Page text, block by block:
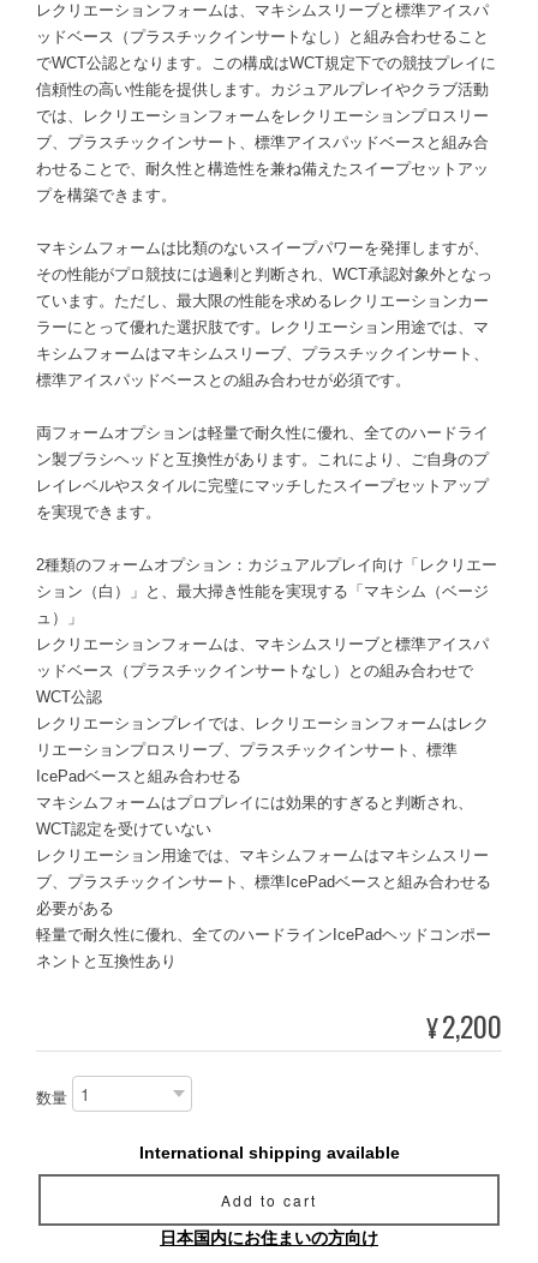
レクリエーションフォームは、マキシムスリーブと標準アイスパ
ッドベース（プラスチックインサートなし）と組み合わせること
でWCT公認となります。この構成はWCT規定下での競技プレイに
信頼性の高い性能を提供します。カジュアルプレイやクラブ活動
では、レクリエーションフォームをレクリエーションプロスリー
ブ、プラスチックインサート、標準アイスパッドベースと組み合
わせることで、耐久性と構造性を兼ね備えたスイープセットアッ
プを構築できます。
マキシムフォームは比類のないスイープパワーを発揮しますが、
その性能がプロ競技には過剰と判断され、WCT承認対象外となっ
ています。ただし、最大限の性能を求めるレクリエーションカー
ラーにとって優れた選択肢です。レクリエーション用途では、マ
キシムフォームはマキシムスリーブ、プラスチックインサート、
標準アイスパッドベースとの組み合わせが必須です。
両フォームオプションは軽量で耐久性に優れ、全てのハードライ
ン製ブラシヘッドと互換性があります。これにより、ご自身のプ
レイレベルやスタイルに完璧にマッチしたスイープセットアップ
を実現できます。
2種類のフォームオプション：カジュアルプレイ向け「レクリエー
ション（白）」と、最大掃き性能を実現する「マキシム（ベージ
ュ）」
レクリエーションフォームは、マキシムスリーブと標準アイスパ
ッドベース（プラスチックインサートなし）との組み合わせで
WCT公認
レクリエーションプレイでは、レクリエーションフォームはレク
リエーションプロスリーブ、プラスチックインサート、標準
IcePadベースと組み合わせる
マキシムフォームはプロプレイには効果的すぎると判断され、
WCT認定を受けていない
レクリエーション用途では、マキシムフォームはマキシムスリー
ブ、プラスチックインサート、標準IcePadベースと組み合わせる
必要がある
軽量で耐久性に優れ、全てのハードラインIcePadヘッドコンポー
ネントと互換性あり
¥2,200
数量
International shipping available
Add to cart
日本国内にお住まいの方向け